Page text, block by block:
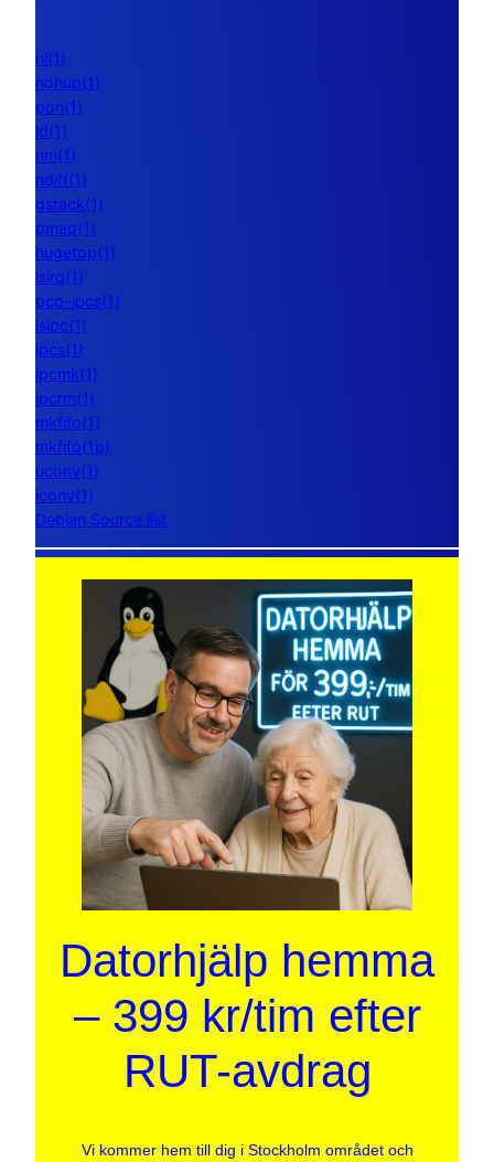
nl(1)
nohup(1)
pon(1)
ld(1)
nm(1)
ndiff(1)
gstack(1)
pmap(1)
hugetop(1)
lsirq(1)
pcp-ipcs(1)
lsipc(1)
ipcs(1)
ipcmk(1)
ipcrm(1)
mkfifo(1)
mkfifo(1p)
uconv(1)
iconv(1)
Debian Source list
Datorhjälp hemma
– 399 kr/tim efter
RUT-avdrag
Vi kommer hem till dig i Stockholm området och